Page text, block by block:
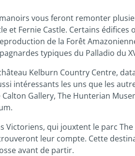
vous feront remonter
Fernie Castle. Certains édifices
de la Forêt
typiques du Palladio du
Kelburn Country Centre,
intéressants les uns que les
Gallery, The Hunterian
qui jouxtent le parc
leur compte. Cette
avant de partir.